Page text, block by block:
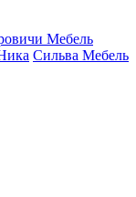
Мебель
Сильва Мебель